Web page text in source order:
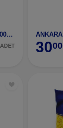
ANKARA MAK.BUKLE 500GR
ADET 3000